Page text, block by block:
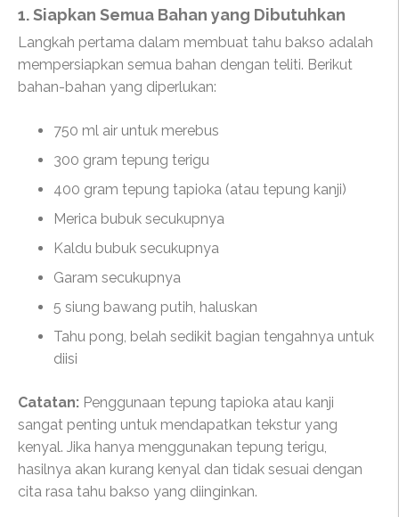
1. Siapkan Semua Bahan yang Dibutuhkan
Langkah pertama dalam membuat tahu bakso adalah
mempersiapkan semua bahan dengan teliti. Berikut
bahan-bahan yang diperlukan:
750 ml air untuk merebus
300 gram tepung terigu
400 gram tepung tapioka (atau tepung kanji)
Merica bubuk secukupnya
Kaldu bubuk secukupnya
Garam secukupnya
5 siung bawang putih, haluskan
Tahu pong, belah sedikit bagian tengahnya untuk
diisi
Catatan: Penggunaan tepung tapioka atau kanji
sangat penting untuk mendapatkan tekstur yang
kenyal. Jika hanya menggunakan tepung terigu,
hasilnya akan kurang kenyal dan tidak sesuai dengan
cita rasa tahu bakso yang diinginkan.